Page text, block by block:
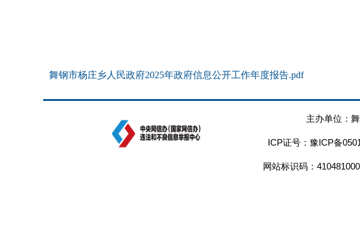
舞钢市杨庄乡人民政府2025年政府信息公开工作年度报告.pdf
主办单位：
ICP证号： 豫ICP备
网站标识码：